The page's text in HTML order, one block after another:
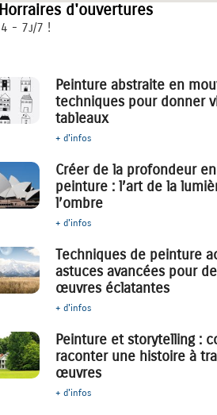
d'ouvertures
- 7j/7 !
Peinture abstraite en
techniques pour donner
tableaux
+ d'infos
Créer de la profondeur en
peinture : l’art de la
l’ombre
+ d'infos
Techniques de peinture
astuces avancées pour
œuvres éclatantes
+ d'infos
Peinture et storytelling :
raconter une histoire à
œuvres
+ d'infos